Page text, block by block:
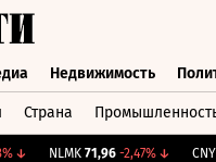
Недвижимость
Страна
NLMK 71,96 -2,47%↓ CNY